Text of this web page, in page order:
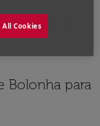
Arábia Saudita
Bolonha para
All Cookies